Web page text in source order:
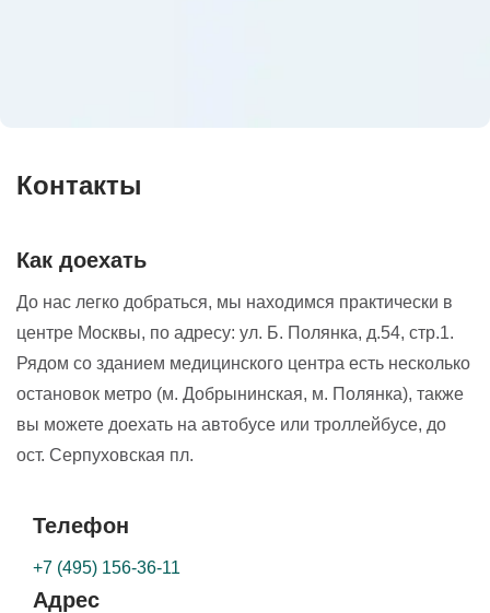
Контакты
Как доехать
До нас легко добраться, мы находимся практически в
центре Москвы, по адресу: ул. Б. Полянка, д.54, стр.1.
Рядом со зданием медицинского центра есть несколько
остановок метро (м. Добрынинская, м. Полянка), также
вы можете доехать на автобусе или троллейбусе, до
ост. Серпуховская пл.
Телефон
+7 (495) 156-36-11
Адрес